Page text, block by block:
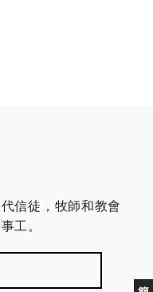
信徒，牧師和教會
工。